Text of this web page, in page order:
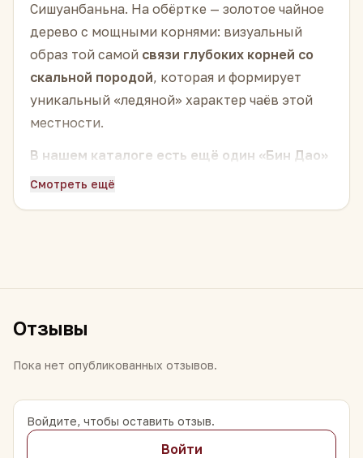
Сишуанбаньна. На обёртке — золотое чайное
дерево с мощными корнями: визуальный
образ той самой связи глубоких корней со
скальной породой, которая и формирует
уникальный «ледяной» характер чаёв этой
местности.
В нашем каталоге есть ещё один «Бин Дао»
— цяому 2021 года из Линьцана. Это
даоского профиля в рамках серийного
аудитории.
Фирменная черта зоны Бин Дао —
почти «ледяная» сладостьв послевкусии, от
которой и произошло название «Ледяной
Смотреть ещё
Отзывы
Пока нет опубликованных отзывов.
Войдите, чтобы оставить отзыв.
Войти